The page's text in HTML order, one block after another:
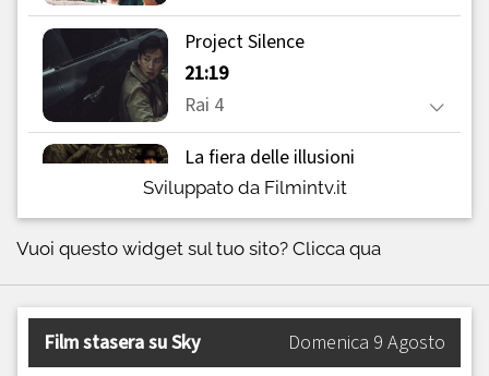
Sviluppato da Filmintv.it
Vuoi questo widget sul tuo sito? Clicca qua